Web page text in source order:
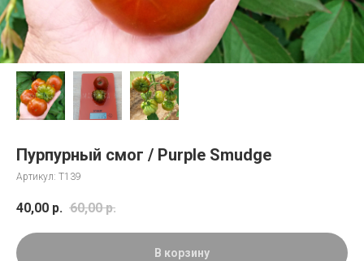
Пурпурный смог / Purple Smudge
Артикул: Т139
40,00 р. 60,00 р.
В корзину